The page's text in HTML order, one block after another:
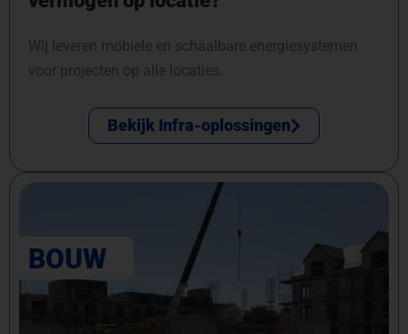
Wij leveren mobiele en schaalbare energiesystemen
voor projecten op alle locaties.
Bekijk Infra-oplossingen
BOUW